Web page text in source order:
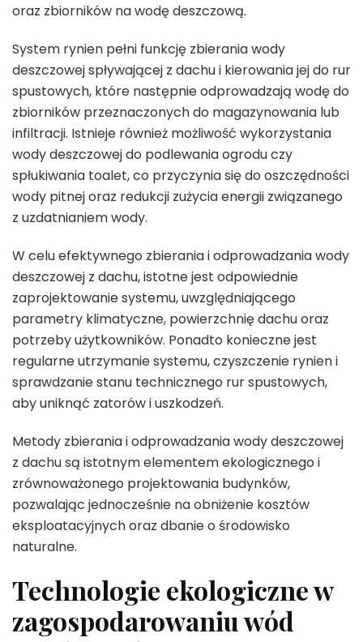
oraz zbiorników na wodę deszczową.
System rynien pełni funkcję zbierania wody
deszczowej spływającej z dachu i kierowania jej do rur
spustowych, które następnie odprowadzają wodę do
zbiorników przeznaczonych do magazynowania lub
infiltracji. Istnieje również możliwość wykorzystania
wody deszczowej do podlewania ogrodu czy
spłukiwania toalet, co przyczynia się do oszczędności
wody pitnej oraz redukcji zużycia energii związanego
z uzdatnianiem wody.
W celu efektywnego zbierania i odprowadzania wody
deszczowej z dachu, istotne jest odpowiednie
zaprojektowanie systemu, uwzględniającego
parametry klimatyczne, powierzchnię dachu oraz
potrzeby użytkowników. Ponadto konieczne jest
regularne utrzymanie systemu, czyszczenie rynien i
sprawdzanie stanu technicznego rur spustowych,
aby uniknąć zatorów i uszkodzeń.
Metody zbierania i odprowadzania wody deszczowej
z dachu są istotnym elementem ekologicznego i
zrównoważonego projektowania budynków,
pozwalając jednocześnie na obniżenie kosztów
eksploatacyjnych oraz dbanie o środowisko
naturalne.
Technologie ekologiczne w
zagospodarowaniu wód